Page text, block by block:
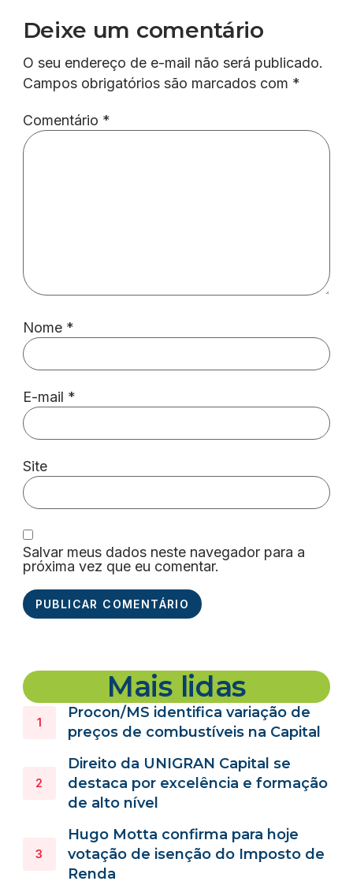
Deixe um comentário
O seu endereço de e-mail não será publicado.
Campos obrigatórios são marcados com *
Comentário *
Nome *
E-mail *
Site
Salvar meus dados neste navegador para a
próxima vez que eu comentar.
Mais lidas
Procon/MS identifica variação de
preços de combustíveis na Capital
Direito da UNIGRAN Capital se
destaca por excelência e formação
de alto nível
Hugo Motta confirma para hoje
votação de isenção do Imposto de
Renda